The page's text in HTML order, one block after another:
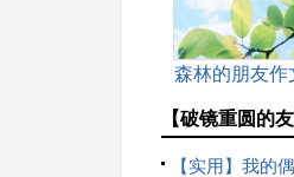
森林的朋友作
【破镜重圆的
【实用】我的